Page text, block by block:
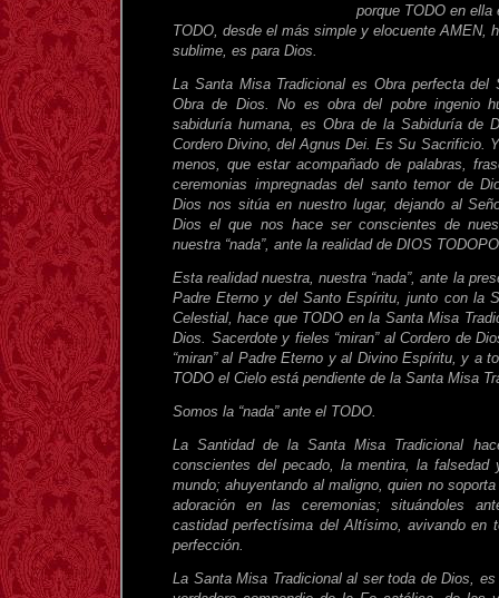
porque TODO en
TODO, desde el más simple y elocuente AMEN,
sublime, es para Dios.
La Santa Misa Tradicional es Obra perfecta
Obra de Dios. No es obra del pobre ingenio
sabiduría humana, es Obra de la Sabiduría de
Cordero Divino, del Agnus Dei. Es Su Sacrificio.
menos, que estar acompañado de palabras,
ceremonias impregnadas del santo temor de
Dios nos sitúa en nuestro lugar, dejando al
Dios el que nos hace ser conscientes de
nuestra “nada”, ante la realidad de DIOS
Esta realidad nuestra, nuestra “nada”, ante la
Padre Eterno y del Santo Espíritu, junto con la
Celestial, hace que TODO en la Santa Misa
Dios. Sacerdote y fieles “miran” al Cordero de
“miran” al Padre Eterno y al Divino Espíritu, y a
TODO el Cielo está pendiente de la Santa Misa
Somos la “nada” ante el TODO.
La Santidad de la Santa Misa Tradicional
conscientes del pecado, la mentira, la
mundo; ahuyentando al maligno, quien no
adoración en las ceremonias; situándoles
castidad perfectísima del Altísimo, avivando en
perfección.
La Santa Misa Tradicional al ser toda de Dios,